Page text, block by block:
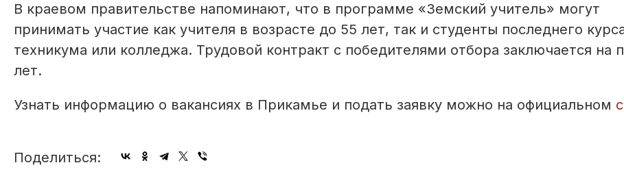
В краевом правительстве напоминают, что в программе «Земский учитель» могут
принимать участие как учителя в возрасте до 55 лет, так и студенты последнего
техникума или колледжа. Трудовой контракт с победителями отбора заключается на
лет.
Узнать информацию о вакансиях в Прикамье и подать заявку можно на официальном
Поделиться: